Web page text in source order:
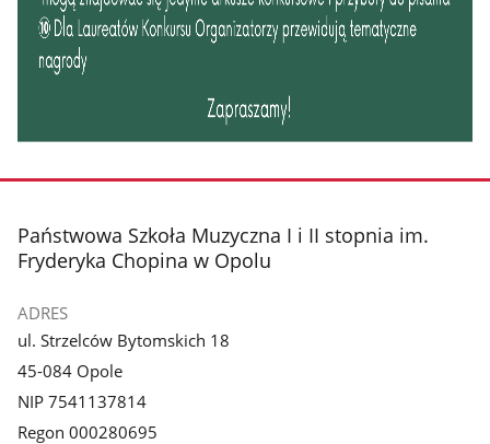
stopka
Państwowa Szkoła Muzyczna I i II stopnia im.
Fryderyka Chopina w Opolu
ADRES
ul. Strzelców Bytomskich 18
45-084 Opole
NIP 7541137814
Regon 000280695